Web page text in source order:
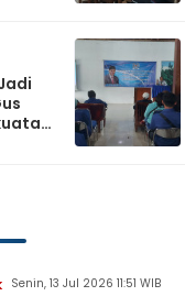
Senin, 13 Jul 2026 11:51 WIB